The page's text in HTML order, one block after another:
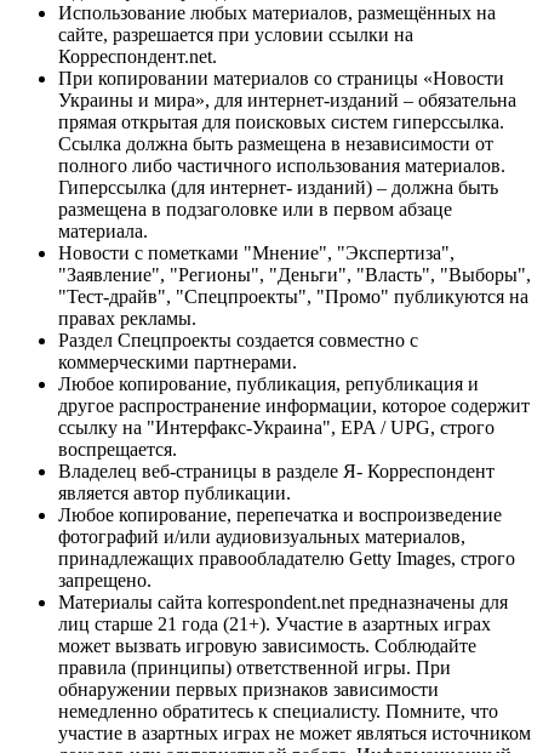
Использование любых материалов, размещённых на
сайте, разрешается при условии ссылки на
Корреспондент.net.
При копировании материалов со страницы «Новости
Украины и мира», для интернет-изданий – обязательна
прямая открытая для поисковых систем гиперссылка.
Ссылка должна быть размещена в независимости от
полного либо частичного использования материалов.
Гиперссылка (для интернет- изданий) – должна быть
размещена в подзаголовке или в первом абзаце
материала.
Новости с пометками "Мнение", "Экспертиза",
"Заявление", "Регионы", "Деньги", "Власть", "Выборы",
"Тест-драйв", "Спецпроекты", "Промо" публикуются на
правах рекламы.
Раздел Спецпроекты создается совместно с
коммерческими партнерами.
Любое копирование, публикация, републикация и
другое распространение информации, которое содержит
ссылку на "Интерфакс-Украина", EPA / UPG, строго
воспрещается.
Владелец веб-страницы в разделе Я- Корреспондент
является автор публикации.
Любое копирование, перепечатка и воспроизведение
фотографий и/или аудиовизуальных материалов,
принадлежащих правообладателю Getty Images, строго
запрещено.
Материалы сайта korrespondent.net предназначены для
лиц старше 21 года (21+). Участие в азартных играх
может вызвать игровую зависимость. Соблюдайте
правила (принципы) ответственной игры. При
обнаружении первых признаков зависимости
немедленно обратитесь к специалисту. Помните, что
участие в азартных играх не может являться источником